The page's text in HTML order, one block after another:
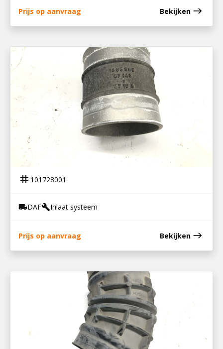
Prijs op aanvraag Bekijken east
101728001
LUCHTINLAATBUIS CF
tag 101728001
local_shippingDAFbuildInlaat systeem
Prijs op aanvraag Bekijken east